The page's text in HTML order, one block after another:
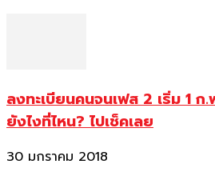
ลงทะเบียนคนจนเฟส 2 เริ่ม 1 ก
ยังไงที่ไหน? ไปเช็คเลย
30 มกราคม 2018